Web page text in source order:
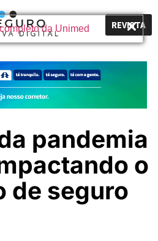
REVISTA
pandemia
o
de seguro